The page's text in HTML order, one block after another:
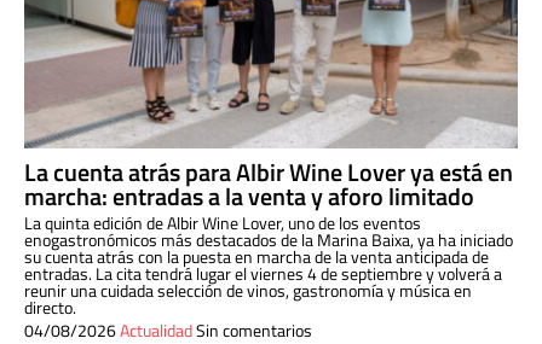
La cuenta atrás para Albir Wine Lover ya está en
marcha: entradas a la venta y aforo limitado
La quinta edición de Albir Wine Lover, uno de los eventos
enogastronómicos más destacados de la Marina Baixa, ya ha iniciado
su cuenta atrás con la puesta en marcha de la venta anticipada de
entradas. La cita tendrá lugar el viernes 4 de septiembre y volverá a
reunir una cuidada selección de vinos, gastronomía y música en
directo.
04/08/2026ActualidadSin comentarios